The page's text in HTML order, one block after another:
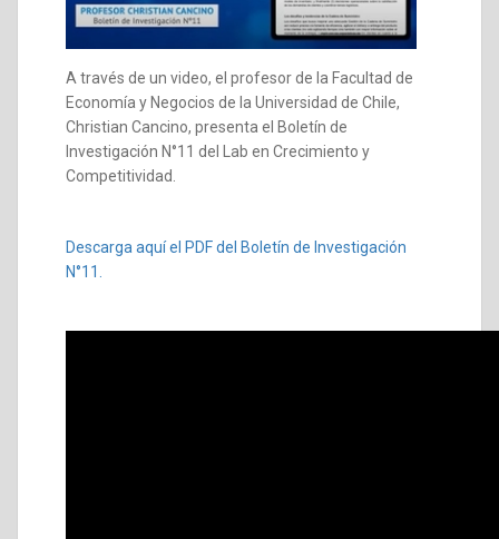
A través de un video, el profesor de la Facultad de
Economía y Negocios de la Universidad de Chile,
Christian Cancino, presenta el Boletín de
Investigación N°11 del Lab en Crecimiento y
Competitividad.
Descarga aquí el PDF del Boletín de Investigación
N°11.